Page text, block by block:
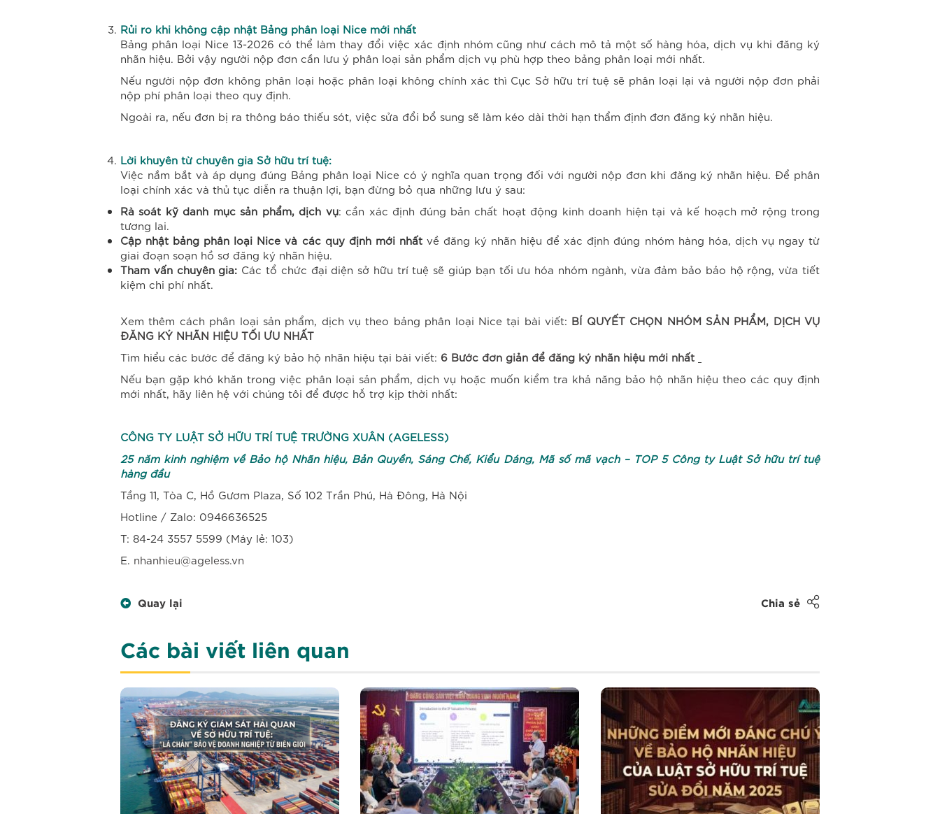
Rủi ro khi không cập nhật Bảng phân loại Nice mới nhất
Bảng phân loại Nice 13-2026 có thể làm thay đổi việc xác định nhóm cũng như cách mô tả một số hàng hóa, dịch vụ khi đăng ký
nhãn hiệu. Bởi vậy người nộp đơn cần lưu ý phân loại sản phẩm dịch vụ phù hợp theo bảng phân loại mới nhất.
Nếu người nộp đơn không phân loại hoặc phân loại không chính xác thì Cục Sở hữu trí tuệ sẽ phân loại lại và người nộp đơn phải
nộp phí phân loại theo quy định.
Ngoài ra, nếu đơn bị ra thông báo thiếu sót, việc sửa đổi bổ sung sẽ làm kéo dài thời hạn thẩm định đơn đăng ký nhãn hiệu.
Lời khuyên từ chuyên gia Sở hữu trí tuệ:
Việc nắm bắt và áp dụng đúng Bảng phân loại Nice có ý nghĩa quan trọng đối với người nộp đơn khi đăng ký nhãn hiệu. Để phân
loại chính xác và thủ tục diễn ra thuận lợi, bạn đừng bỏ qua những lưu ý sau:
Rà soát kỹ danh mục sản phẩm, dịch vụ: cần xác định đúng bản chất hoạt động kinh doanh hiện tại và kế hoạch mở rộng trong
tương lai.
Cập nhật bảng phân loại Nice và các quy định mới nhấtvề đăng ký nhãn hiệu để xác định đúng nhóm hàng hóa, dịch vụ ngay từ
giai đoạn soạn hồ sơ đăng ký nhãn hiệu.
Tham vấn chuyên gia: Các tổ chức đại diện sở hữu trí tuệ sẽ giúp bạn tối ưu hóa nhóm ngành, vừa đảm bảo bảo hộ rộng, vừa tiết
kiệm chi phí nhất.
Xem thêm cách phân loại sản phẩm, dịch vụ theo bảng phân loại Nice tại bài viết: BÍ QUYẾT CHỌN NHÓM SẢN PHẨM, DỊCH VỤ
ĐĂNG KÝ NHÃN HIỆU TỐI ƯU NHẤT
Tìm hiểu các bước để đăng ký bảo hộ nhãn hiệu tại bài viết: 6 Bước đơn giản để đăng ký nhãn hiệu mới nhất
Nếu bạn gặp khó khăn trong việc phân loại sản phẩm, dịch vụ hoặc muốn kiểm tra khả năng bảo hộ nhãn hiệu theo các quy định
mới nhất, hãy liên hệ với chúng tôi để được hỗ trợ kịp thời nhất:
CÔNG TY LUẬT SỞ HỮU TRÍ TUỆ TRƯỜNG XUÂN (AGELESS)
25năm kinh nghiệm về Bảo hộ Nhãn hiệu, Bản Quyền, Sáng Chế, Kiểu Dáng, Mã số mã vạch – TOP 5 Công ty Luật Sở hữu trí tuệ
hàng đầu
Tầng 11, Tòa C, Hồ Gươm Plaza, Số 102 Trần Phú, Hà Đông, Hà Nội
Hotline / Zalo: 0946636525
T: 84-24 3557 5599 (Máy lẻ: 103)
E. nhanhieu@ageless.vn
Quay lại Chia sẻ
Các bài viết liên quan